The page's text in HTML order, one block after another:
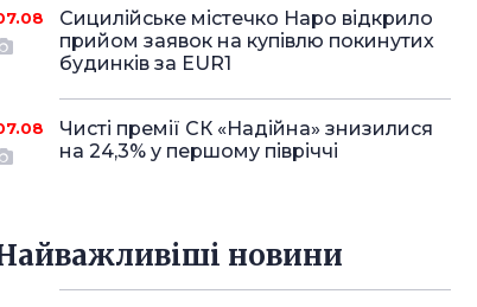
Сицилійське містечко Наро відкрило
прийом заявок на купівлю покинутих
будинків за EUR1
Чисті премії СК «Надійна» знизилися
на 24,3% у першому півріччі
новини